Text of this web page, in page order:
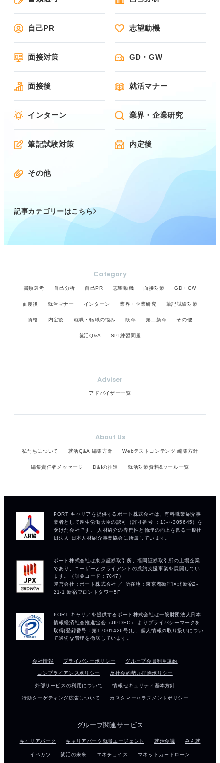
自己PR 志望動機
面接対策 GD・GW
面接後 就活マナー
インターン 業界・企業研究
筆記試験対策 内定後
その他
記事カテゴリーはこちら
Category
書類選考 自己分析 自己PR 志望動機 面接対策 GD・GW
面接後 就活マナー インターン 業界・企業研究 筆記試験対策
資格 内定後 就職・転職の悩み 既卒 第二新卒 その他
就活Q&A SPI練習問題
Adviser
アドバイザー一覧
About Us
私たちについて 就活Q&A 編集方針 Webテストコンテンツ 編集方針
編集責任者メッセージ D&Iの推進 就活対策資料&ツール一覧
会社情報 プライバシーポリシー グループ会員利用規約
コンプライアンスポリシー 反社会的勢力排除ポリシー
外部サービスの利用について 情報セキュリティ基本方針
行動ターゲティング広告について カスタマーハラスメントポリシー